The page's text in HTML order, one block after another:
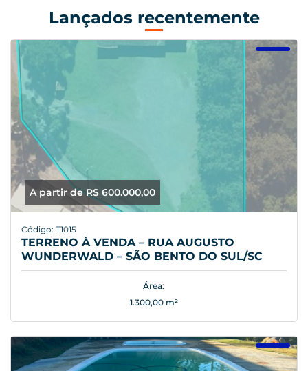
Lançados recentemente
A partir de R$ 600.000,00
Código: T1015
TERRENO À VENDA – RUA AUGUSTO
WUNDERWALD – SÃO BENTO DO SUL/SC
Área:
1.300,00 m²